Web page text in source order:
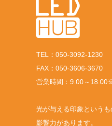
TEL：050-3092-1230
FAX：050-3606-3670
営業時間：9:00～
光が与える印象という
影響力があります。